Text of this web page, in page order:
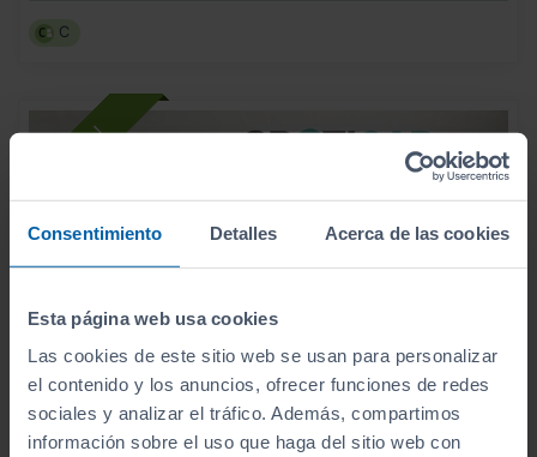
Consentimiento Detalles Acerca de las cookies
Esta página web usa cookies
Las cookies de este sitio web se usan para personalizar
el contenido y los anuncios, ofrecer funciones de redes
sociales y analizar el tráfico. Además, compartimos
información sobre el uso que haga del sitio web con
C